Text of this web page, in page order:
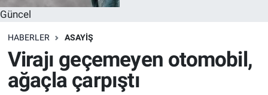
Güncel
HABERLER ASAYIŞ
Virajı geçemeyen otomobil,
ağaçla çarpıştı